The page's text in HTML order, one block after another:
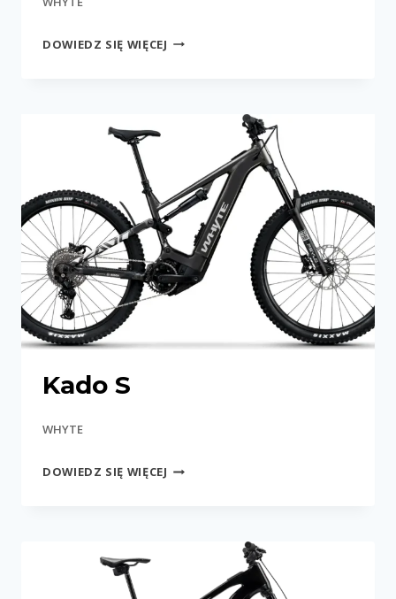
DOWIEDZ SIĘ WIĘCEJ KADO
Kado S
WHYTE
DOWIEDZ SIĘ WIĘCEJ KADO